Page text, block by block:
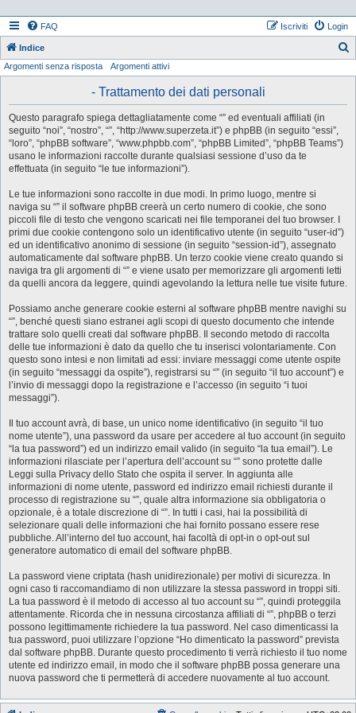
FAQ Login
Iscriviti
Indice
Argomenti senza risposta Argomenti attivi
- Trattamento dei dati personali
Questo paragrafo spiega dettagliatamente come “” ed eventuali affiliati (in
seguito “noi”, “nostro”, “”, “http://www.superzeta.it”) e phpBB (in seguito “essi”,
“loro”, “phpBB software”, “www.phpbb.com”, “phpBB Limited”, “phpBB Teams”)
usano le informazioni raccolte durante qualsiasi sessione d’uso da te
effettuata (in seguito “le tue informazioni”).
Le tue informazioni sono raccolte in due modi. In primo luogo, mentre si
naviga su “” il software phpBB creerà un certo numero di cookie, che sono
piccoli file di testo che vengono scaricati nei file temporanei del tuo browser. I
primi due cookie contengono solo un identificativo utente (in seguito “user-id”)
ed un identificativo anonimo di sessione (in seguito “session-id”), assegnato
automaticamente dal software phpBB. Un terzo cookie viene creato quando si
naviga tra gli argomenti di “” e viene usato per memorizzare gli argomenti letti
da quelli ancora da leggere, quindi agevolando la lettura nelle tue visite future.
Possiamo anche generare cookie esterni al software phpBB mentre navighi su
“”, benché questi siano estranei agli scopi di questo documento che intende
trattare solo quelli creati dal software phpBB. Il secondo metodo di raccolta
delle tue informazioni è dato da quello che tu inserisci volontariamente. Con
questo sono intesi e non limitati ad essi: inviare messaggi come utente ospite
(in seguito “messaggi da ospite”), registrarsi su “” (in seguito “il tuo account”) e
l’invio di messaggi dopo la registrazione e l’accesso (in seguito “i tuoi
messaggi”).
Il tuo account avrà, di base, un unico nome identificativo (in seguito “il tuo
nome utente”), una password da usare per accedere al tuo account (in seguito
“la tua password”) ed un indirizzo email valido (in seguito “la tua email”). Le
informazioni rilasciate per l’apertura dell’account su “” sono protette dalle
Leggi sulla Privacy dello Stato che ospita il server. In aggiunta alle
informazioni di nome utente, password ed indirizzo email richiesti durante il
processo di registrazione su “”, quale altra informazione sia obbligatoria o
opzionale, è a totale discrezione di “”. In tutti i casi, hai la possibilità di
selezionare quali delle informazioni che hai fornito possano essere rese
pubbliche. All’interno del tuo account, hai facoltà di opt-in o opt-out sul
generatore automatico di email del software phpBB.
La password viene criptata (hash unidirezionale) per motivi di sicurezza. In
ogni caso ti raccomandiamo di non utilizzare la stessa password in troppi siti.
La tua password è il metodo di accesso al tuo account su “”, quindi proteggila
attentamente. Ricorda che in nessuna circostanza affiliati di “”, phpBB o terzi
possono legittimamente richiedere la tua password. Nel caso dimenticassi la
tua password, puoi utilizzare l’opzione “Ho dimenticato la password” prevista
dal software phpBB. Durante questo procedimento ti verrà richiesto il tuo nome
utente ed indirizzo email, in modo che il software phpBB possa generare una
nuova password che ti permetterà di accedere nuovamente al tuo account.